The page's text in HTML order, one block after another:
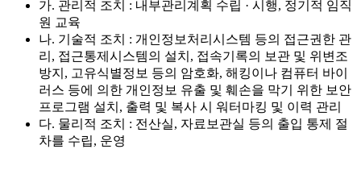
가. 관리적 조치 : 내부관리계획 수립 · 시행, 정기적 임직
원 교육
나. 기술적 조치 : 개인정보처리시스템 등의 접근권한 관
리, 접근통제시스템의 설치, 접속기록의 보관 및 위변조
방지, 고유식별정보 등의 암호화, 해킹이나 컴퓨터 바이
러스 등에 의한 개인정보 유출 및 훼손을 막기 위한 보안
프로그램 설치, 출력 및 복사 시 워터마킹 및 이력 관리
다. 물리적 조치 : 전산실, 자료보관실 등의 출입 통제 절
차를 수립, 운영